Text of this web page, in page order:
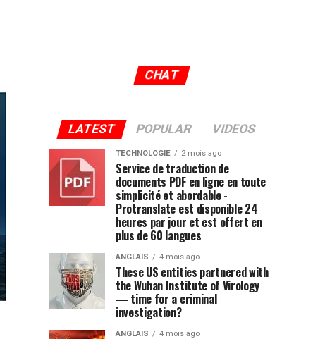
CHAT
LATEST POPULAR VIDEOS
TECHNOLOGIE 2 mois ago
Service de traduction de
documents PDF en ligne en toute
simplicité et abordable -
Protranslate est disponible 24
heures par jour et est offert en
plus de 60 langues
ANGLAIS 4 mois ago
These US entities partnered with
the Wuhan Institute of Virology
— time for a criminal
investigation?
ANGLAIS 4 mois ago